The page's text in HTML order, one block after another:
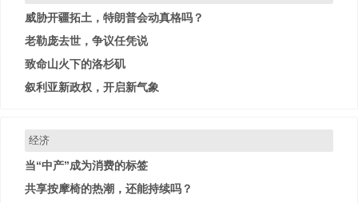
威胁开疆拓土，特朗普会动真格吗？
老勒庞去世，争议任凭说
致命山火下的洛杉矶
叙利亚新政权，开启新气象
经济
当“中产”成为消费的标签
共享按摩椅的热潮，还能持续吗？